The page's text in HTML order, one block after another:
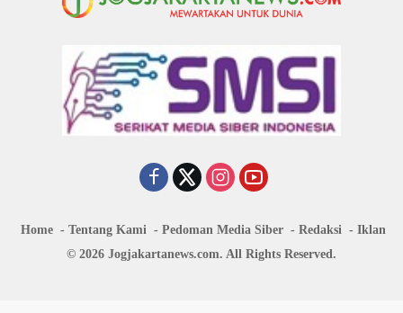
Home Tentang Kami Pedoman Media Siber Redaksi
Iklan
© 2026 Jogjakartanews.com. All Rights Reserved.